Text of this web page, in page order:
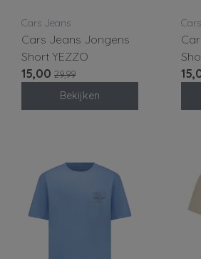
Cars Jeans
Cars Jeans Jongens
Short YEZZO
15,00 29,99
Bekijken